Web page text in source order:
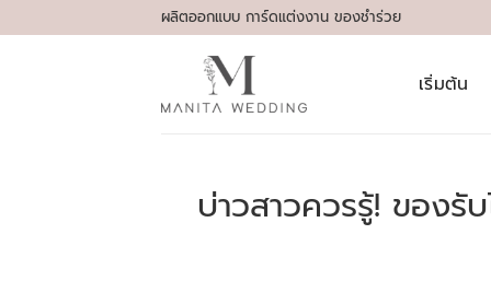
to
ผลิตออกแบบ การ์ดแต่งงาน ของชำร่วย
เริ่มต้น
บ่าวสาวควรรู้! ของรั